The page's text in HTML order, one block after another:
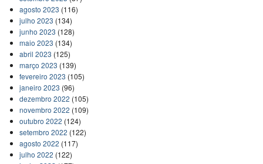
agosto 2023 (116)
julho 2023 (134)
junho 2023 (128)
maio 2023 (134)
abril 2023 (125)
março 2023 (139)
fevereiro 2023 (105)
janeiro 2023 (96)
dezembro 2022 (105)
novembro 2022 (109)
outubro 2022 (124)
setembro 2022 (122)
agosto 2022 (117)
julho 2022 (122)